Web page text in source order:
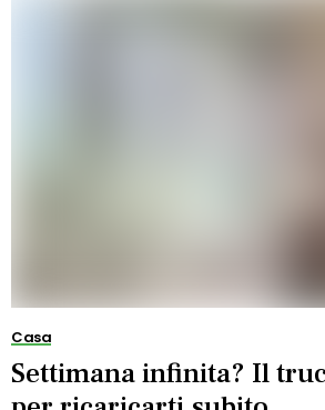
Casa
Settimana infinita? Il